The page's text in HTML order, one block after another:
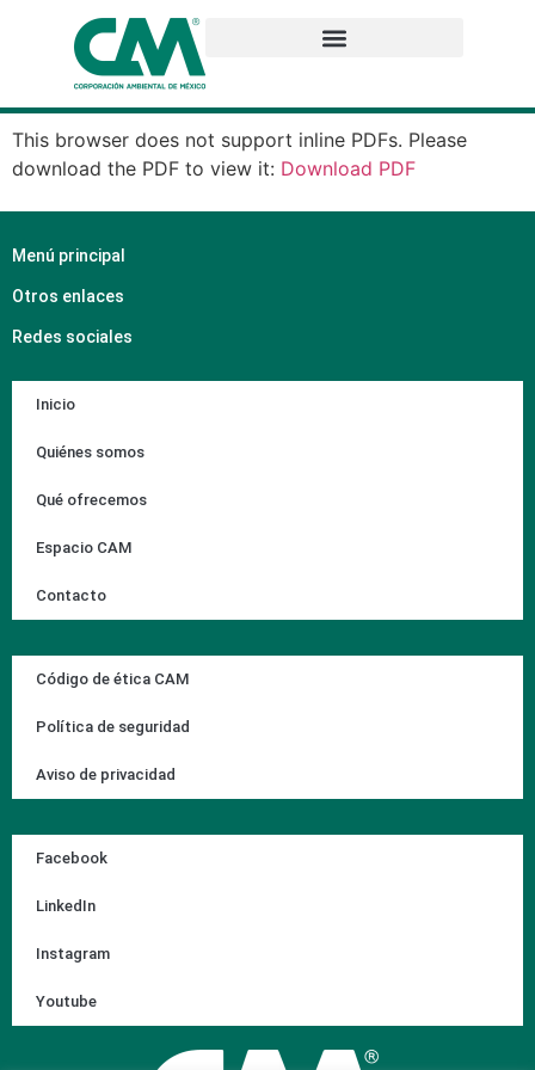
This browser does not support inline PDFs. Please
download the PDF to view it: Download PDF
Menú principal
Otros enlaces
Redes sociales
Inicio
Quiénes somos
Qué ofrecemos
Espacio CAM
Contacto
Código de ética CAM
Política de seguridad
Aviso de privacidad
Facebook
LinkedIn
Instagram
Youtube